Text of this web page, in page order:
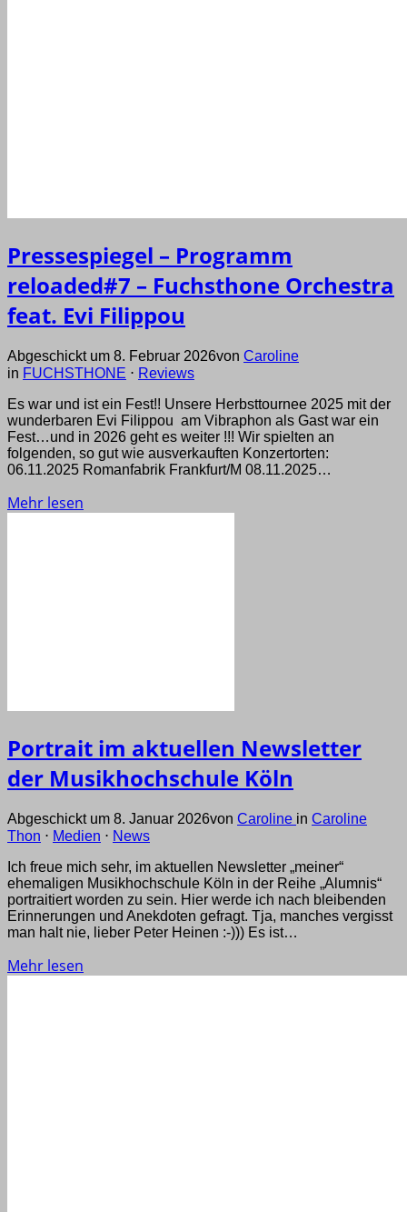
Pressespiegel – Programm
reloaded#7 – Fuchsthone Orchestra
feat. Evi Filippou
Abgeschickt um 8. Februar 2026von Caroline
in FUCHSTHONE ⋅ Reviews
Es war und ist ein Fest!! Unsere Herbsttournee 2025 mit der
wunderbaren Evi Filippou am Vibraphon als Gast war ein
Fest…und in 2026 geht es weiter !!! Wir spielten an
folgenden, so gut wie ausverkauften Konzertorten:
06.11.2025 Romanfabrik Frankfurt/M 08.11.2025…
Mehr lesen
Portrait im aktuellen Newsletter
der Musikhochschule Köln
Abgeschickt um 8. Januar 2026von Caroline in Caroline
Thon ⋅ Medien ⋅ News
Ich freue mich sehr, im aktuellen Newsletter „meiner“
ehemaligen Musikhochschule Köln in der Reihe „Alumnis“
portraitiert worden zu sein. Hier werde ich nach bleibenden
Erinnerungen und Anekdoten gefragt. Tja, manches vergisst
man halt nie, lieber Peter Heinen :-))) Es ist…
Mehr lesen